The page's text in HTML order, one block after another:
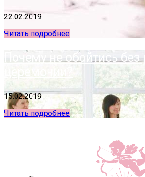
22.02.2019
Читать подробнее
Почему не обойтись без
церемонии?
15.02.2019
Читать подробнее